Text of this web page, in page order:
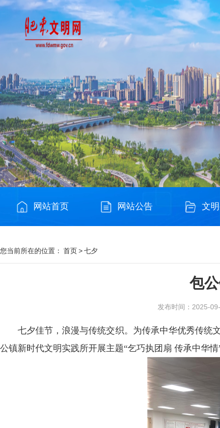
网站首页 网站公告 文
您当前所在的位置： 首页>七夕
包
发布时间：2025-
七夕佳节，浪漫与传统交织。为传承中华优秀传统
公镇新时代文明实践所开展主题“乞巧执团扇 传承中华